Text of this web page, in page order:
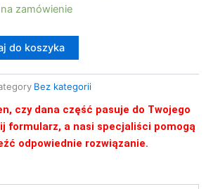
zamówienie
do koszyka
Bez kategorii
czy dana część pasuje do Twojego
formularz, a nasi specjaliści pomogą
odpowiednie rozwiązanie.